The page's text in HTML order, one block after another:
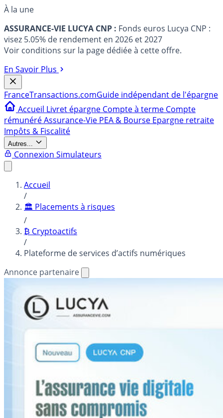
À la une
ASSURANCE-VIE LUCYA CNP : Fonds euros Lucya CNP :
visez 5.05% de rendement en 2026 et 2027
Voir conditions sur la page dédiée à cette offre.
En Savoir Plus
FranceTransactions.comGuide indépendant de l'épargne
Accueil Livret épargne Compte à terme Compte
rémunéréAssurance-Vie PEA & Bourse Epargne retraite
Impôts & Fiscalité
Autres...
Connexion Simulateurs
Accueil
/
🏛️ Placements à risques
/
₿ Cryptoactifs
/
Plateforme de services d’actifs numériques
Annonce partenaire